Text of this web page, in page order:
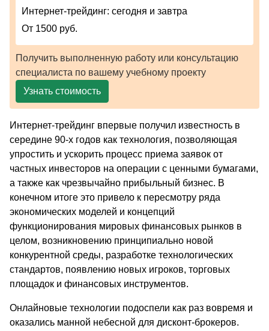
Интернет-трейдинг: сегодня и завтра
От 1500 руб.
Получить выполненную работу или консультацию
специалиста по вашему учебному проекту
Узнать стоимость
Интернет-трейдинг впервые получил известность в
середине 90-х годов как технология, позволяющая
упростить и ускорить процесс приема заявок от
частных инвесторов на операции с ценными бумагами,
а также как чрезвычайно прибыльный бизнес. В
конечном итоге это привело к пересмотру ряда
экономических моделей и концепций
функционирования мировых финансовых рынков в
целом, возникновению принципиально новой
конкурентной среды, разработке технологических
стандартов, появлению новых игроков, торговых
площадок и финансовых инструментов.
Онлайновые технологии подоспели как раз вовремя и
оказались манной небесной для дисконт-брокеров.